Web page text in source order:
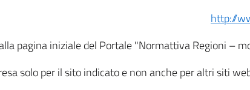
http://
pagina iniziale del Portale "Normattiva Regioni –
solo per il sito indicato e non anche per altri siti